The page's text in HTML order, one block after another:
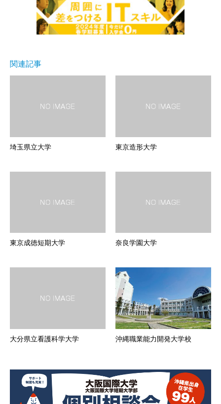
関連記事
埼玉県立大学 東京造形大学
東京成徳短期大学 奈良学園大学
大分県立看護科学大学 沖縄職業能力開発大学校